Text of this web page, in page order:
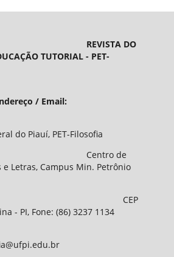
REVISTA DO
TUTORIAL - PET-
/ Email:
do Piauí, PET-Filosofia
de
e Letras, Campus Min. Petrônio
- PI, Fone: (86) 3237 1134